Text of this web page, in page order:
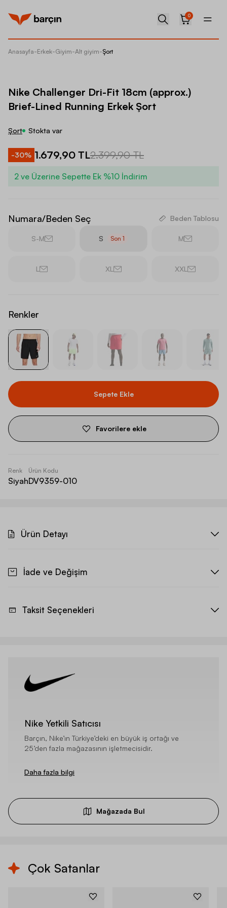
0
Anasayfa-Erkek-Giyim-Alt giyim-Şort
Nike Challenger Dri-Fit 18cm (approx.)
Brief-Lined Running Erkek Şort
Şort Stokta var
-30% 1.679,90 TL2.399,90 TL
2 ve Üzerine Sepette Ek %10 İndirim
Numara/Beden Seç Beden Tablosu
S-M S Son1 M
L XL XXL
Renkler
Sepete Ekle
Favorilere ekle
Renk
Siyah
Ürün Kodu
DV9359-010
Ürün Detayı
İade ve Değişim
Taksit Seçenekleri
Nike Yetkili Satıcısı
Barçın, Nike’ın Türkiye’deki en büyük iş ortağı ve
25’den fazla mağazasının işletmecisidir.
Daha fazla bilgi
Mağazada Bul
Çok Satanlar